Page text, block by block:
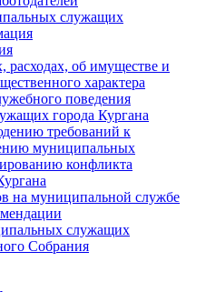
служащих
расходах, об имуществе и
характера
поведения
города Кургана
требований к
муниципальных
конфликта
на муниципальной службе
служащих
Cобрания